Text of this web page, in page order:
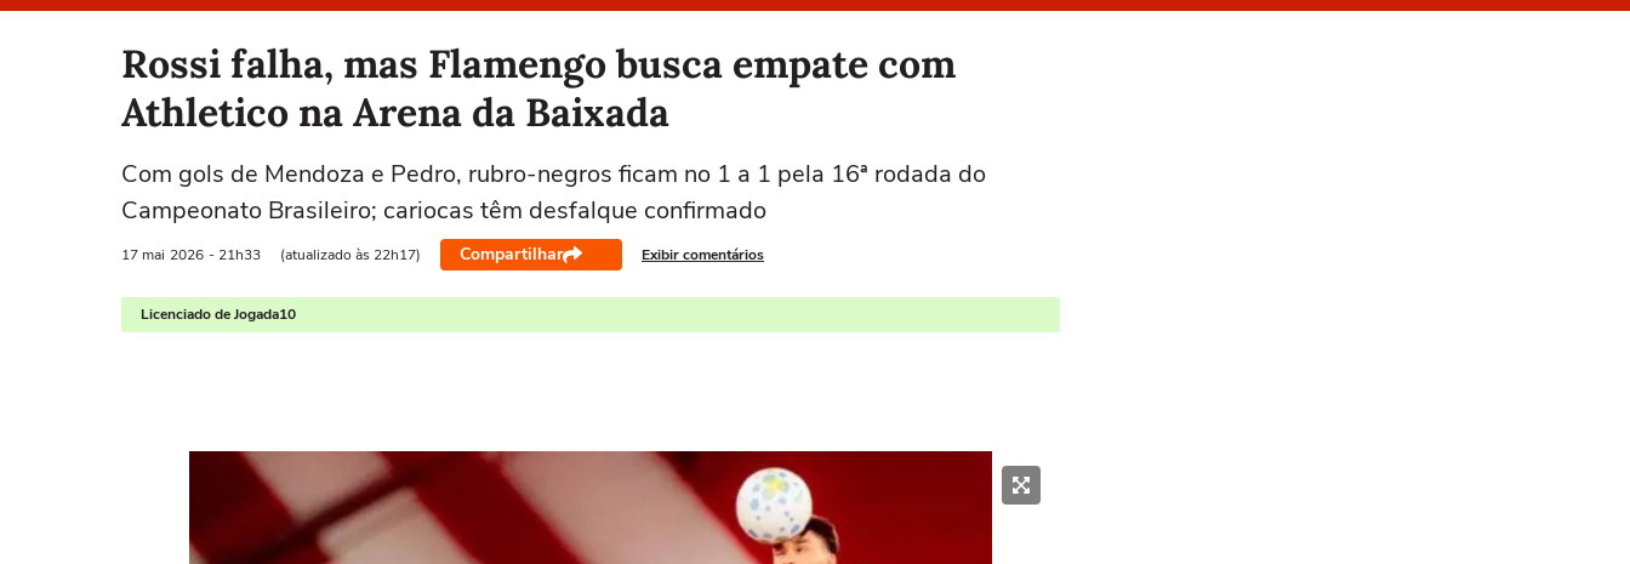
Selecione o time para ver as notícias
Rossi falha, mas Flamengo busca empate com
Athletico na Arena da Baixada
Com gols de Mendoza e Pedro, rubro-negros ficam no 1 a 1 pela 16ª rodada do
Campeonato Brasileiro; cariocas têm desfalque confirmado
17 mai 2026 - 21h33 (atualizado às 22h17) Compartilhar Exibir comentários
Licenciado de Jogada10